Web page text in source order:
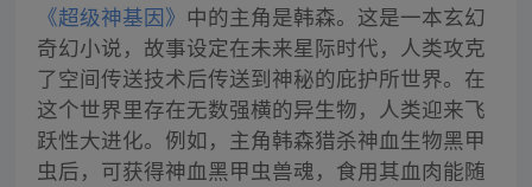
《超级神基因》 中的主角是韩森。这是一本玄幻
奇幻小说，故事设定在未来星际时代，人类攻克
了空间传送技术后传送到神秘的庇护所世界。在
这个世界里存在无数强横的异生物，人类迎来飞
跃性大进化。例如，主角韩森猎杀神血生物黑甲
虫后，可获得神血黑甲虫兽魂，食用其血肉能随